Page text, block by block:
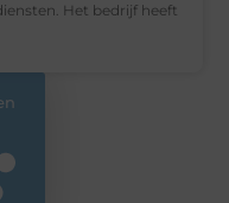
Het bedrijf heeft